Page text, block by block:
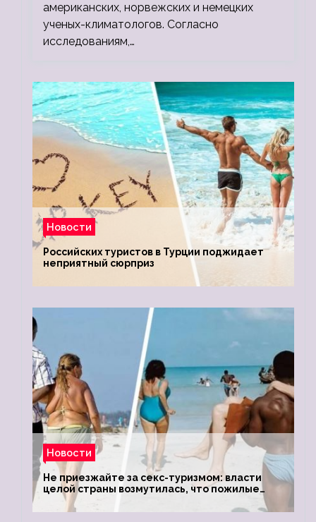
американских, норвежских и немецких
ученых-климатологов. Согласно
исследованиям,…
Новости
Российских туристов в Турции поджидает
неприятный сюрприз
Новости
Не приезжайте за секс-туризмом: власти
целой страны возмутилась, что пожилые
туристки массово едут к ним, чтобы
обзавестись молодыми любовниками